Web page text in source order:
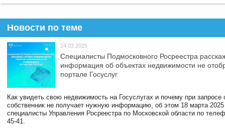
Новости по теме
14.03.2025
Специалисты Подмосковного Росреестра
информация об объектах недвижимости не
портале Госуслуг
Как увидеть свою недвижимость на Госуслугах и почему при запросе
собственник не получает нужную информацию, об этом 18 марта 2025
специалисты Управления Росреестра по Московской области по
45-41.